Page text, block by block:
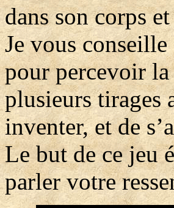
dans son corps
Je vous
pour percevoir
plusieurs tirages
inventer, et de
Le but de ce jeu
parler votre